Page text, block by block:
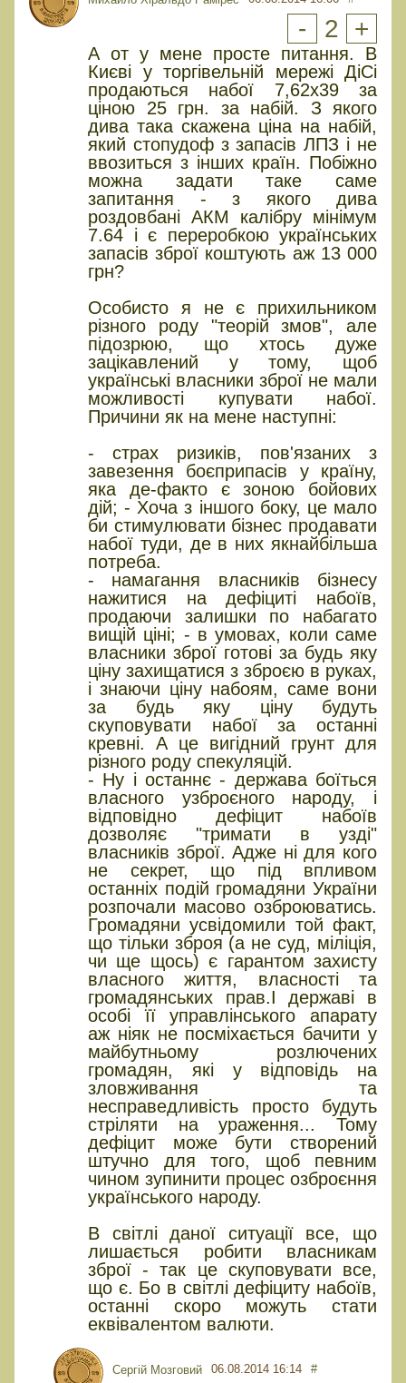
- 2 +
А от у мене просте питання. В
Києві у торгівельній мережі ДіСі
продаються набої 7,62х39 за
ціною 25 грн. за набій. З якого
дива така скажена ціна на набій,
який стопудоф з запасів ЛПЗ і не
ввозиться з інших країн. Побіжно
можна задати таке саме
запитання - з якого дива
роздовбані АКМ калібру мінімум
7.64 і є переробкою українських
запасів зброї коштують аж 13 000
грн?
Особисто я не є прихильником
різного роду "теорій змов", але
підозрюю, що хтось дуже
зацікавлений у тому, щоб
українські власники зброї не мали
можливості купувати набої.
Причини як на мене наступні:
- страх ризиків, пов'язаних з
завезення боєприпасів у країну,
яка де-факто є зоною бойових
дій; - Хоча з іншого боку, це мало
би стимулювати бізнес продавати
набої туди, де в них якнайбільша
потреба.
- намагання власників бізнесу
нажитися на дефіциті набоїв,
продаючи залишки по набагато
вищій ціні; - в умовах, коли саме
власники зброї готові за будь яку
ціну захищатися з зброєю в руках,
і знаючи ціну набоям, саме вони
за будь яку ціну будуть
скуповувати набої за останні
кревні. А це вигідний грунт для
різного роду спекуляцій.
- Ну і останнє - держава боїться
власного узброєного народу, і
відповідно дефіцит набоїв
дозволяє "тримати в узді"
власників зброї. Адже ні для кого
не секрет, що під впливом
останніх подій громадяни України
розпочали масово озброюватись.
Громадяни усвідомили той факт,
що тільки зброя (а не суд, міліція,
чи ще щось) є гарантом захисту
власного життя, власності та
громадянських прав.І державі в
особі її управлінського апарату
аж ніяк не посміхається бачити у
майбутньому розлючених
громадян, які у відповідь на
зловживання та
несправедливість просто будуть
стріляти на ураження... Тому
дефіцит може бути створений
штучно для того, щоб певним
чином зупинити процес озброєння
українського народу.
В світлі даної ситуації все, що
лишається робити власникам
зброї - так це скуповувати все,
що є. Бо в світлі дефіциту набоїв,
останні скоро можуть стати
еквівалентом валюти.
Сергій Мозговий 06.08.2014 16:14 #